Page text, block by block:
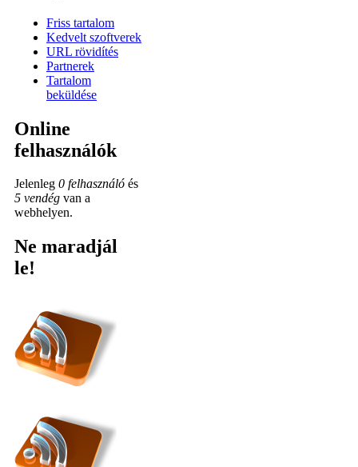
Friss tartalom
Kedvelt szoftverek
URL rövidítés
Partnerek
Tartalom
beküldése
Online
felhasználók
Jelenleg 0 felhasználó és
5 vendég van a
webhelyen.
Ne maradjál
le!